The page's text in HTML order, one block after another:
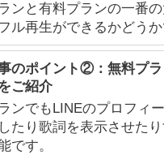
ンと有料プランの一番
ル再生ができるかどうか
のポイント②：無料プ
ご紹介
ンでもLINEのプロフィ
たり歌詞を表示させたり
です。